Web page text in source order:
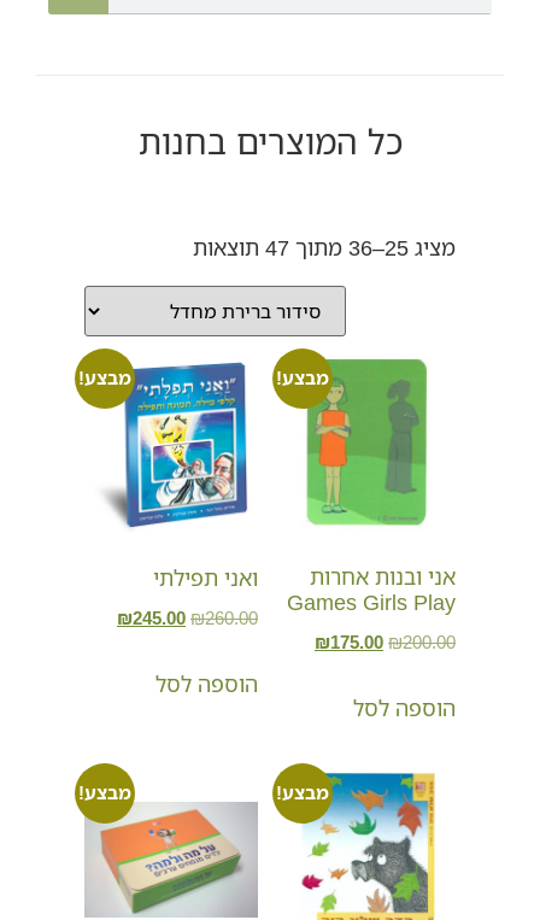
כל המוצרים בחנות
מציג 25–36 מתוך 47 תוצאות
מבצע!
אני ובנות אחרות
Games Girls Play
₪200.00
₪175.00
הוספה לסל
מבצע!
ואני תפילתי
₪260.00
₪245.00
הוספה לסל
מבצע! מבצע!